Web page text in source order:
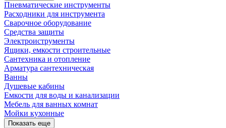
Пневматические инструменты
Расходники для инструмента
Сварочное оборудование
Средства защиты
Электроиструменты
Ящики, емкости строительные
Сантехника и отопление
Арматура сантехническая
Ванны
Душевые кабины
Емкости для воды и канализации
Мебель для ванных комнат
Мойки кухонные
Показать еще